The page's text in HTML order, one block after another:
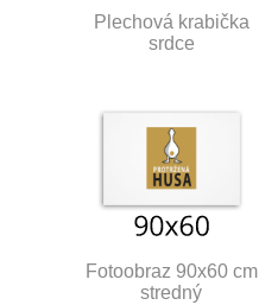
Plechová krabička
srdce
Fotoobraz 90x60 cm
stredný